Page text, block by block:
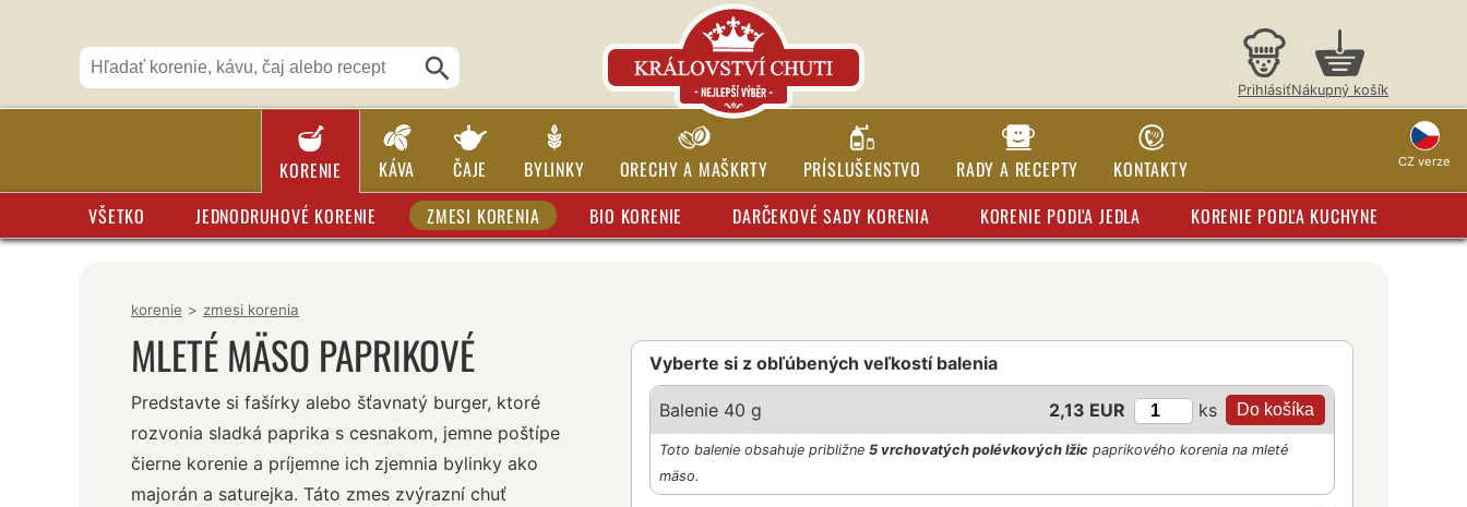
PrihlásiťNákupný košík
KORENIE KÁVA ČAJE BYLINKY ORECHY A MAŠKRTY PRÍSLUŠENSTVO RADY A RECEPTY KONTAKTY CZ verze
VŠETKO JEDNODRUHOVÉ KORENIE ZMESI KORENIA BIO KORENIE DARČEKOVÉ SADY KORENIA KORENIE PODĽA JEDLA KORENIE PODĽA KUCHYNE
korenie > zmesi korenia
MLETÉ MÄSO PAPRIKOVÉ
Predstavte si fašírky alebo šťavnatý burger, ktoré
rozvonia sladká paprika s cesnakom, jemne poštípe
čierne korenie a príjemne ich zjemnia bylinky ako
majorán a saturejka. Táto zmes zvýrazní chuť
Vyberte si z obľúbených veľkostí balenia
Balenie 40 g 2,13 EUR ks
Toto balenie obsahuje približne 5 vrchovatých polévkových lžic paprikového korenia na mleté
mäso.